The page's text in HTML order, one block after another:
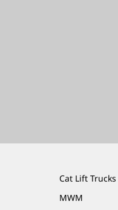
Cat Lift Trucks
MWM